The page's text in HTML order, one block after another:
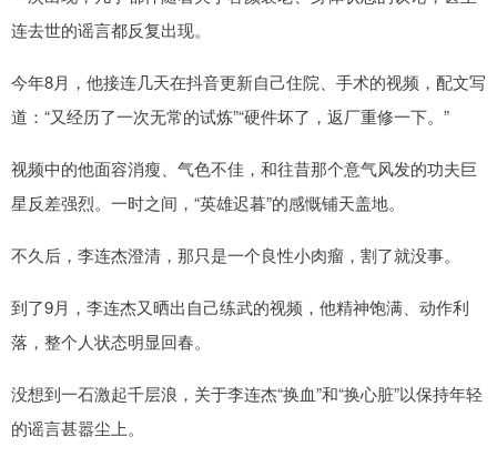
连去世的谣言都反复出现。
今年8月，他接连几天在抖音更新自己住院、手术的视频，配文写
道：“又经历了一次无常的试炼”“硬件坏了，返厂重修一下。”
视频中的他面容消瘦、气色不佳，和往昔那个意气风发的功夫巨
星反差强烈。一时之间，“英雄迟暮”的感慨铺天盖地。
不久后，李连杰澄清，那只是一个良性小肉瘤，割了就没事。
到了9月，李连杰又晒出自己练武的视频，他精神饱满、动作利
落，整个人状态明显回春。
没想到一石激起千层浪，关于李连杰“换血”和“换心脏”以保持年轻
的谣言甚嚣尘上。